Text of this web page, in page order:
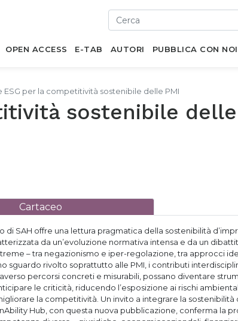
OPEN ACCESS E-TAB AUTORI PUBBLICA CON NOI
ESG per la competitività sostenibile delle PMI
sostenibile delle
Cartaceo
di SAH offre una lettura pragmatica della sostenibilità
da un’evoluzione normativa intensa e da un
– tra negazionismo e iper-regolazione, tra approcci
sguardo rivolto soprattutto alle PMI, i contributi
percorsi concreti e misurabili, possano diventare
le criticità, riducendo l’esposizione ai rischi
la competitività. Un invito a integrare la
Hub, con questa nuova pubblicazione, conferma la